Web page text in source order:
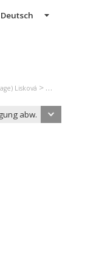
Deutsch
Lisková >
abw.